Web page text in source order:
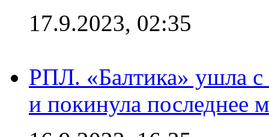
17.9.2023, 02:35
РПЛ. «Балтика» ушла с
и покинула последнее